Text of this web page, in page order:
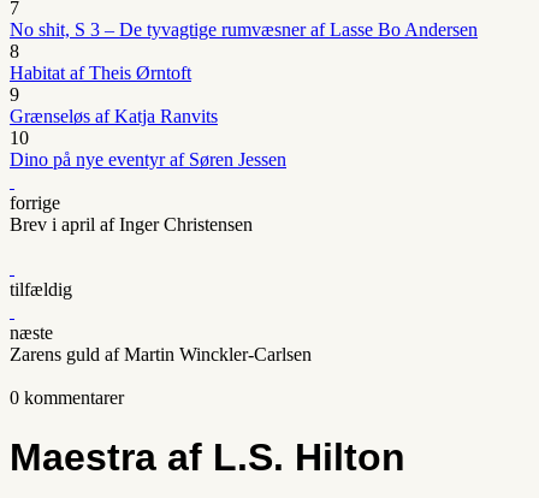
7
No shit, S 3 – De tyvagtige rumvæsner af Lasse Bo Andersen
8
Habitat af Theis Ørntoft
9
Grænseløs af Katja Ranvits
10
Dino på nye eventyr af Søren Jessen
forrige
Brev i april af Inger Christensen
tilfældig
næste
Zarens guld af Martin Winckler-Carlsen
0 kommentarer
Maestra af L.S. Hilton